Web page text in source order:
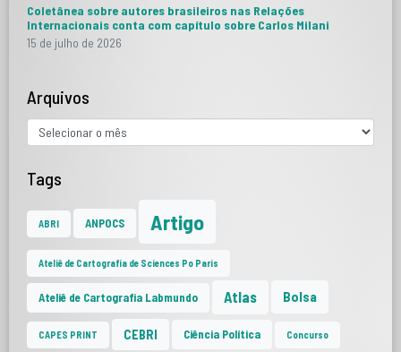
Coletânea sobre autores brasileiros nas Relações
Internacionais conta com capítulo sobre Carlos Milani
15 de julho de 2026
Arquivos
Tags
ABRI ANPOCS Artigo
Ateliê de Cartografia de Sciences Po Paris
Ateliê de Cartografia Labmundo Atlas Bolsa
CAPES PRINT CEBRI Ciência Política Concurso